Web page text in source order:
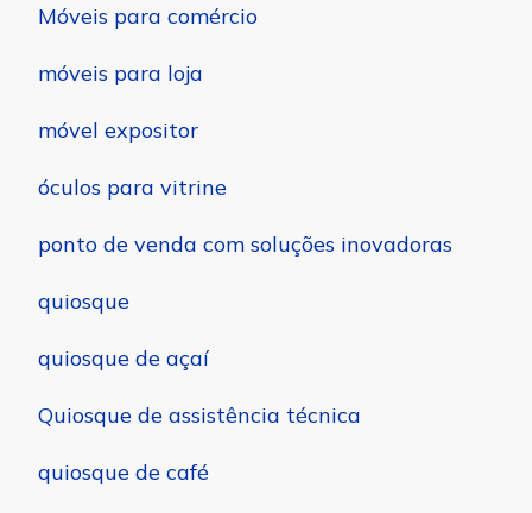
Móveis para comércio
móveis para loja
móvel expositor
óculos para vitrine
ponto de venda com soluções inovadoras
quiosque
quiosque de açaí
Quiosque de assistência técnica
quiosque de café